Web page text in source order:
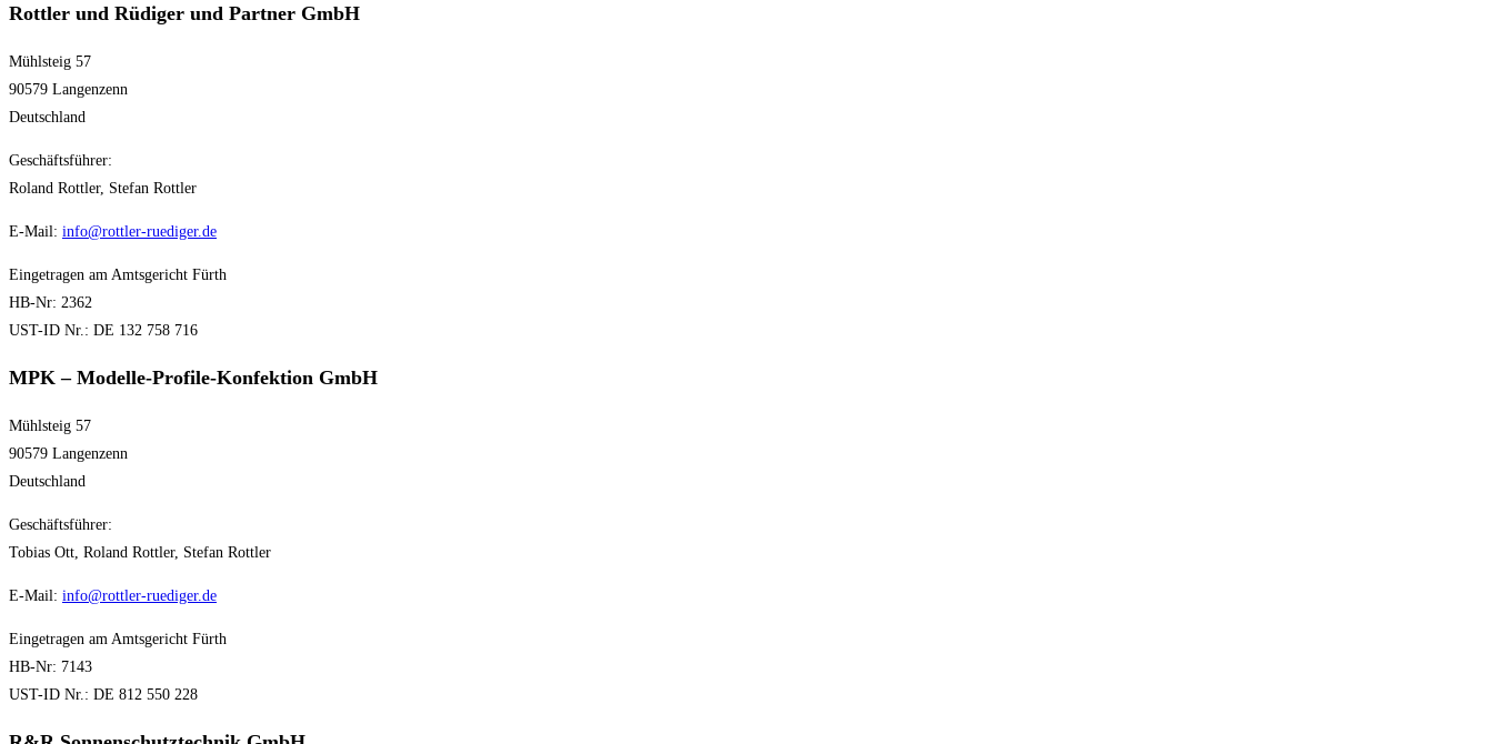
Rottler und Rüdiger und Partner GmbH
Mühlsteig 57
90579 Langenzenn
Deutschland
Geschäftsführer:
Roland Rottler, Stefan Rottler
E-Mail: info@rottler-ruediger.de
Eingetragen am Amtsgericht Fürth
HB-Nr: 2362
UST-ID Nr.: DE 132 758 716
MPK – Modelle-Profile-Konfektion GmbH
Mühlsteig 57
90579 Langenzenn
Deutschland
Geschäftsführer:
Tobias Ott, Roland Rottler, Stefan Rottler
E-Mail: info@rottler-ruediger.de
Eingetragen am Amtsgericht Fürth
HB-Nr: 7143
UST-ID Nr.: DE 812 550 228